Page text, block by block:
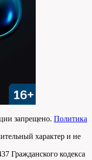
запрещено. Политика
характер и не
Гражданского кодекса